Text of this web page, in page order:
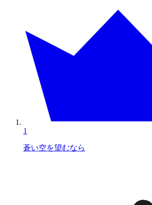
1
蒼い空を望むなら